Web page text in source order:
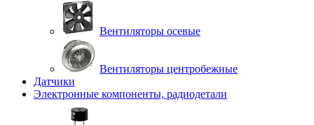
Вентиляторы осевые
Вентиляторы центробежные
Датчики
Электронные компоненты, радиодетали